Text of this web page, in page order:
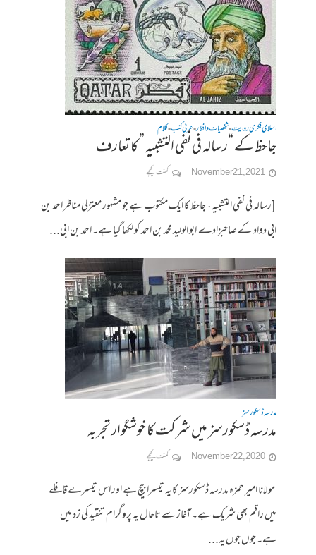
اسلامی فکری روایت•شخصیات وافکار•عربی کتب•کلام
جاحظ کے “رسالہ فی نفی التشبیہ ” کا تعارف
November 21, 2021 کمنت کیجے
[رسالہ فی نفی التشبیہ، جاحظ کا ایک مکتوب ہے جو مشہور معتزلی مناظر احمد بن
ابی دواد کے صاحبزادے ابو الولید محمد بن احمد کو لکھا گیا ہے۔ احمد بن ابی...
مدرسہ ڈسکورسز
مدرسہ ڈسکورسز میں شرکت کا خوشگوار تجربہ
November 22, 2020 کمنت کیجے
مولانا امیر حمزہ مدرسہ ڈسکورسز کا یہ تیسرا بیچ ہے اور اس تیسرے قافلے
میں راقم بھی شریک ہے۔ آغاز سے تاحال یہ پروگرام تنقید کی زد میں
ہے۔ جوں جوں یہ...